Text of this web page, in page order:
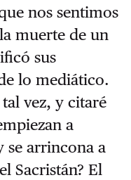
nos sentimos
muerte de un
sus
lo mediático.
vez, y citaré
a
se arrincona a
Sacristán? El